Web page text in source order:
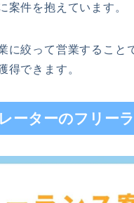
案件を抱えています。
に絞って営業すること
得できます。
ーターのフリー